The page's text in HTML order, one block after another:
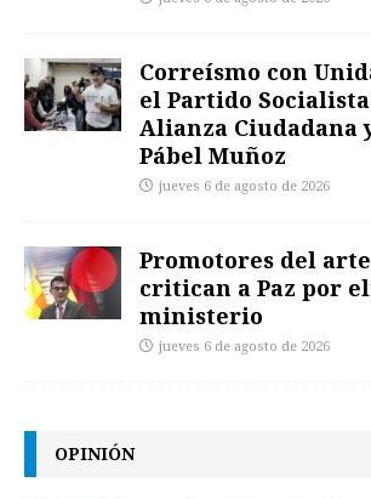
Correísmo con
el Partido
Alianza Ciudadana
Pábel Muñoz
jueves 6 de agosto de 2026
Promotores del
critican a Paz por
ministerio
jueves 6 de agosto de 2026
OPINIÓN